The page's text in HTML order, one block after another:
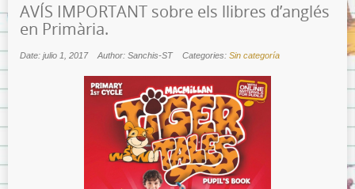
AVÍS IMPORTANT sobre els llibres d’anglés
en Primària.
Date: julio 1, 2017 Author: Sanchis-ST Categories: Sin categoría